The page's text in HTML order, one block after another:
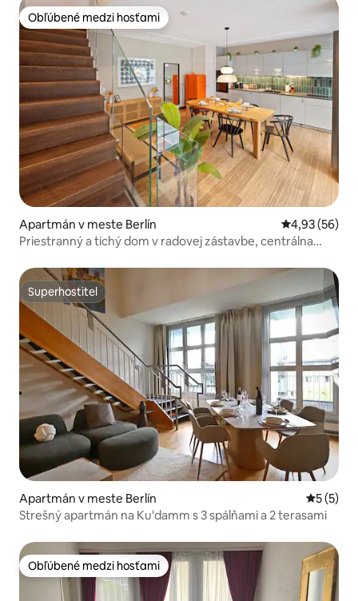
Obľúbené medzi hosťami
Obľúbené medzi hosťami
Apartmán v meste Berlín Priemerné
4,93 (56)
Priestranný a tichý dom v radovej zástavbe, centrálna
Superhostiteľ
Superhostiteľ
Apartmán v meste Berlín
5 (5)
Strešný apartmán na Ku'damm s 3 spálňami a 2 terasami
Obľúbené medzi hosťami
Obľúbené medzi hosťami